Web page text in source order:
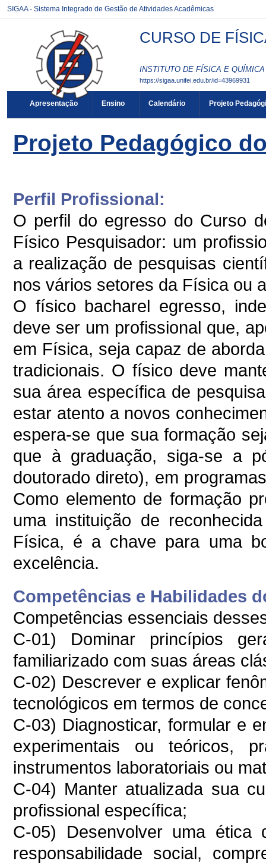
SIGAA - Sistema Integrado de Gestão de Atividades Acadêmicas
CURSO DE
INSTITUTO DE FÍSICA E
https://sigaa.unifei.edu.br/id=43969931
Apresentação Ensino Calendário Projeto
Projeto Pedagógico
Perfil Profissional:
O perfil do egresso do Curso
Físico Pesquisador: um
a realização de pesquisas
nos vários setores da Física ou
O físico bacharel egresso,
deve ser um profissional que,
em Física, seja capaz de
tradicionais. O físico deve
sua área específica de
estar atento a novos
espera-se que sua formação
que à graduação, siga-se a
doutorado direto), em
Como elemento de formação
uma instituição de
Física, é a chave para uma
excelência.
Competências e Habilidades
Competências essenciais
C-01) Dominar princípios
familiarizado com suas áreas
C-02) Descrever e explicar
tecnológicos em termos de
C-03) Diagnosticar, formular e
experimentais ou teóricos,
instrumentos laboratoriais ou
C-04) Manter atualizada sua
profissional específica;
C-05) Desenvolver uma ética
responsabilidade social,